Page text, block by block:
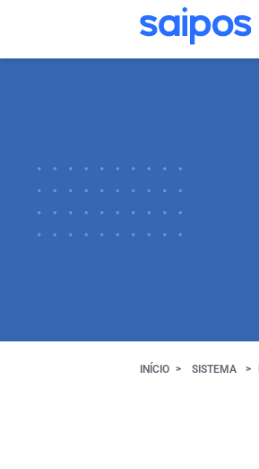
INÍCIO SISTEMA